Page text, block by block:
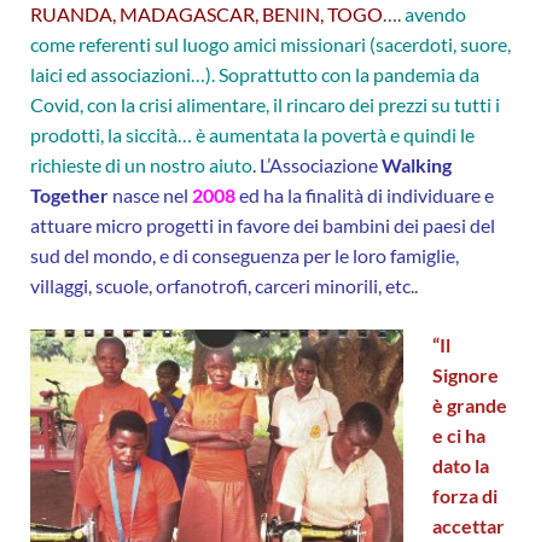
RUANDA, MADAGASCAR, BENIN, TOGO….avendo
come referenti sul luogo amici missionari (sacerdoti, suore,
laici ed associazioni…). Soprattutto con la pandemia da
Covid, con la crisi alimentare, il rincaro dei prezzi su tutti i
prodotti, la siccità… è aumentata la povertà e quindi le
richieste di un nostro aiuto. L’AssociazioneWalking
Together nasce nel 2008ed ha la finalità di individuare e
attuare micro progetti in favore dei bambini dei paesi del
sud del mondo, e di conseguenza per le loro famiglie,
villaggi, scuole, orfanotrofi, carceri minorili, etc..
“Il
Signore
è grande
e ci ha
dato la
forza di
accettar